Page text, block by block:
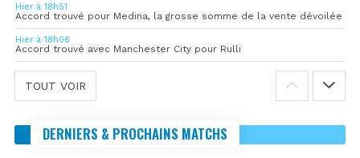
Hier à 18h51
Accord trouvé pour Medina, la grosse somme de la vente dévoilée
Hier à 18h06
Accord trouvé avec Manchester City pour Rulli
TOUT VOIR
DERNIERS & PROCHAINS MATCHS